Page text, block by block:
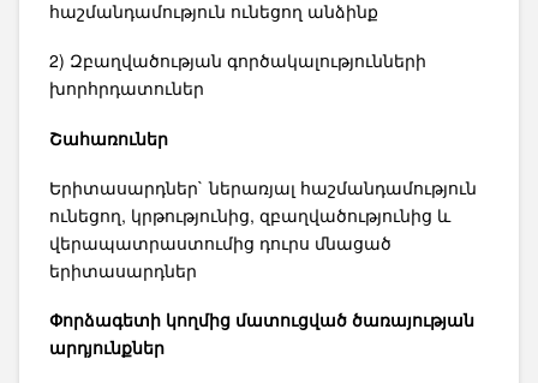
հաշմանդամություն ունեցող անձինք
2) Զբաղվածության գործակալությունների
խորհրդատուներ
Շահառուներ
Երիտասարդներ` ներառյալ հաշմանդամություն
ունեցող, կրթությունից, զբաղվածությունից և
վերապատրաստումից դուրս մնացած
երիտասարդներ
Փորձագետի կողմից մատուցված ծառայության
արդյունքներ